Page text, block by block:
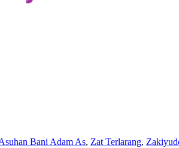
Bani Adam As, Zat Terlarang,